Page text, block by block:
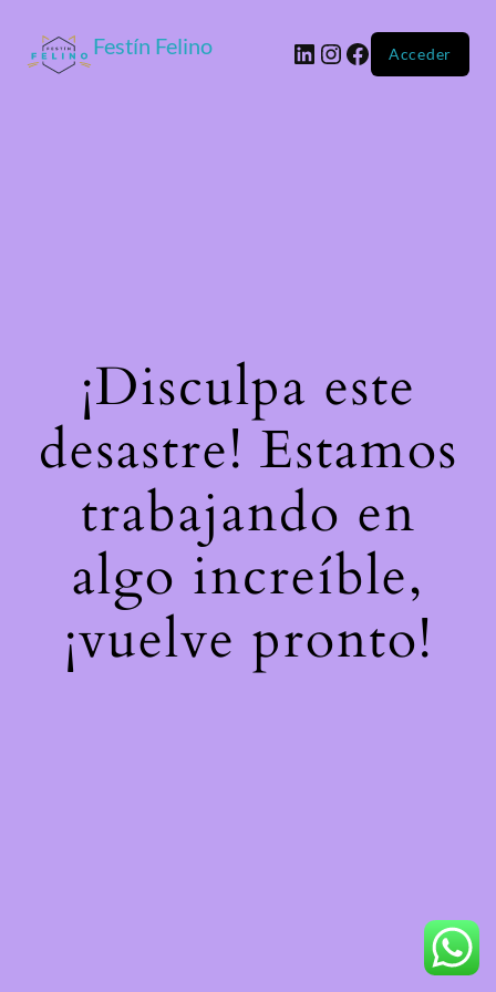
Festín Felino Acceder
¡Disculpa este
desastre! Estamos
trabajando en
algo increíble,
¡vuelve pronto!